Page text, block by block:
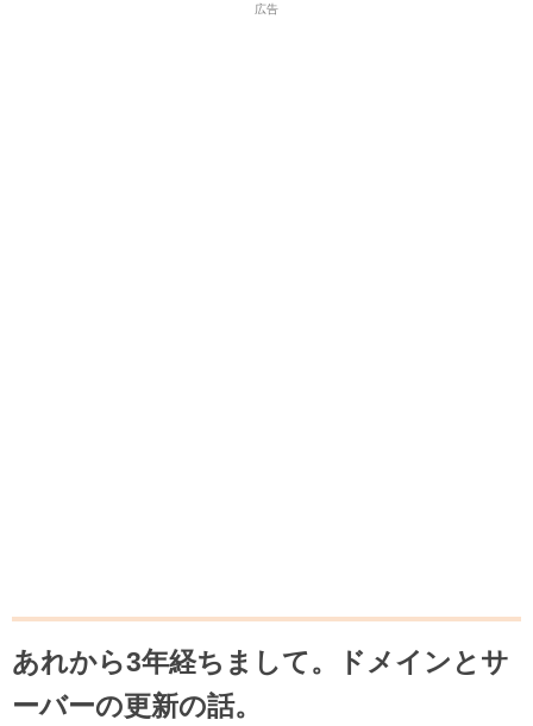
広告
あれから3年経ちまして。ドメインとサ
ーバーの更新の話。